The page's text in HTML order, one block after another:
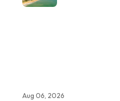
Aug 06, 2026